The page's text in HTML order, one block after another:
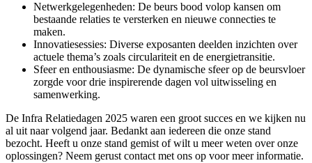
Netwerkgelegenheden: De beurs bood volop kansen om
bestaande relaties te versterken en nieuwe connecties te
maken.
Innovatiesessies: Diverse exposanten deelden inzichten over
actuele thema’s zoals circulariteit en de energietransitie.
Sfeer en enthousiasme: De dynamische sfeer op de beursvloer
zorgde voor drie inspirerende dagen vol uitwisseling en
samenwerking.
De Infra Relatiedagen 2025 waren een groot succes en we kijken nu
al uit naar volgend jaar. Bedankt aan iedereen die onze stand
bezocht. Heeft u onze stand gemist of wilt u meer weten over onze
oplossingen? Neem gerust contact met ons op voor meer informatie.